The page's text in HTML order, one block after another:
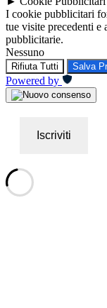
I cookie pubblicitari
tue visite precedenti e
pubblicitarie.
Nessuno
Rifiuta Tutti Salva
Powered by
Iscriviti